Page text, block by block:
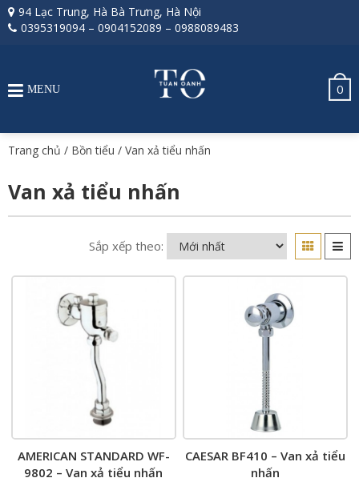
94 Lạc Trung, Hà Bà Trưng, Hà Nội
0395319094 – 0904152089 – 0988089483
0
MENU
Trang chủ / Bồn tiểu / Van xả tiểu nhấn
Van xả tiểu nhấn
Sắp xếp theo:
AMERICAN STANDARD WF-
9802 – Van xả tiểu nhấn
CAESAR BF410 – Van xả tiểu
nhấn